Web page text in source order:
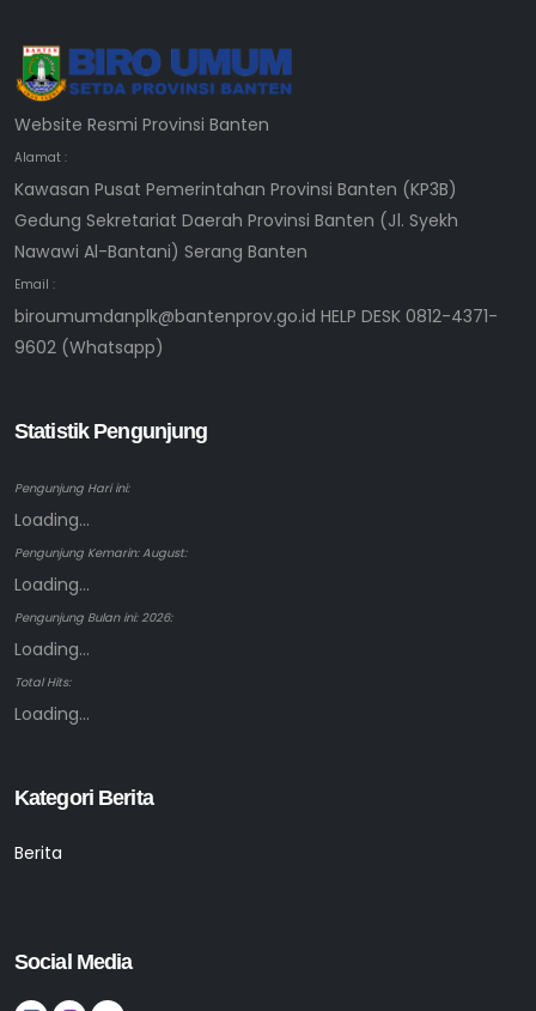
Website Resmi Provinsi Banten
Alamat :
Kawasan Pusat Pemerintahan Provinsi Banten (KP3B)
Gedung Sekretariat Daerah Provinsi Banten (Jl. Syekh
Nawawi Al-Bantani) Serang Banten
Email :
biroumumdanplk@bantenprov.go.id HELP DESK 0812-4371-
9602 (Whatsapp)
Statistik Pengunjung
Pengunjung Hari ini:
Loading...
Pengunjung Kemarin: August:
Loading...
Pengunjung Bulan ini: 2026:
Loading...
Total Hits:
Loading...
Kategori Berita
Berita
Social Media